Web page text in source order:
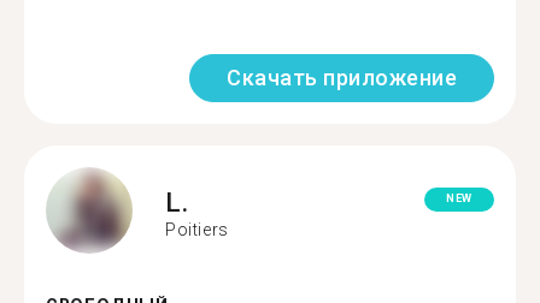
Скачать приложение
L.
Poitiers
NEW